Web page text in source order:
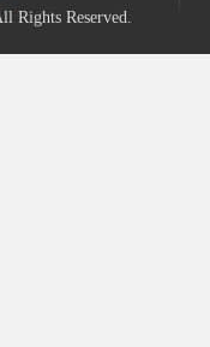
Rights Reserved.